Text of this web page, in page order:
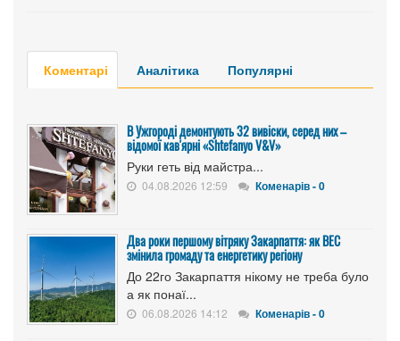
Коментарі Аналітика Популярні
В Ужгороді демонтують 32 вивіски, серед них –
відомої кав'ярні «Shtefanyo V&V»
Руки геть від майстра...
04.08.2026 12:59 Коменарів - 0
Два роки першому вітряку Закарпаття: як ВЕС
змінила громаду та енергетику регіону
До 22го Закарпаття нікому не треба було
а як понаї...
06.08.2026 14:12 Коменарів - 0